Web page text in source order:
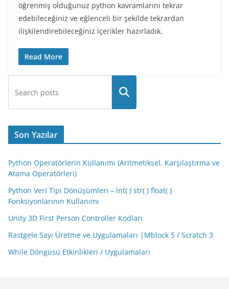
öğrenmiş olduğunuz python kavramlarını tekrar
edebileceğiniz ve eğlenceli bir şekilde tekrardan
ilişkilendirebileceğiniz içerikler hazırladık.
Read More
Son Yazılar
Python Operatörlerin Kullanımı (Aritmetiksel, Karşılaştırma ve
Atama Operatörleri)
Python Veri Tipi Dönüşümleri – int( ) str( ) float( )
Fonksiyonlarının Kullanımı
Unity 3D First Person Controller Kodları
Rastgele Sayı Üretme ve Uygulamaları |Mblock 5 / Scratch 3
While Döngüsü Etkinlikleri / Uygulamaları